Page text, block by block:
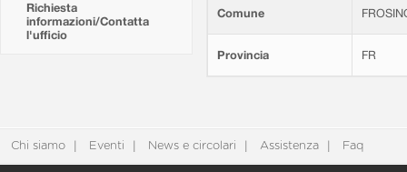
Richiesta
informazioni/Contatta
l'ufficio
Comune
Provincia FR
Chi siamo Eventi News e circolari Assistenza Faq